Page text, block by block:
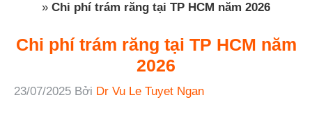
» Chi phí trám răng tại TP HCM năm 2026
Chi phí trám răng tại TP HCM năm
2026
23/07/2025 Bởi Dr Vu Le Tuyet Ngan